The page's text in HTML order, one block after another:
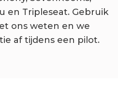
en Tripleseat. Gebruik
ons weten en we
af tijdens een pilot.